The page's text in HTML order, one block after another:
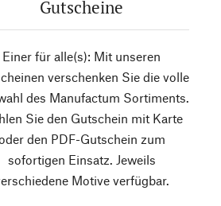
Gutscheine
Einer für alle(s): Mit unseren
verschenken Sie die volle
des Manufactum Sortiments.
Sie den Gutschein mit Karte
den PDF-Gutschein zum
sofortigen Einsatz. Jeweils
Motive verfügbar.